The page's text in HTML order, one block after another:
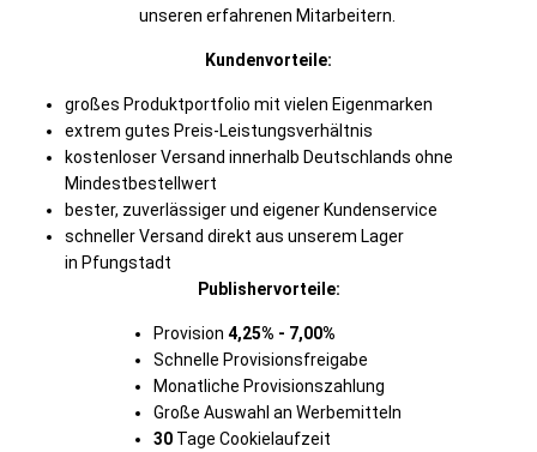
unseren erfahrenen Mitarbeitern.
Kundenvorteile:
großes Produktportfolio mit vielen Eigenmarken
extrem gutes Preis-Leistungsverhältnis
kostenloser Versand innerhalb Deutschlands ohne
Mindestbestellwert
bester, zuverlässiger und eigener Kundenservice
schneller Versand direkt aus unserem Lager
in Pfungstadt
Publishervorteile:
Provision 4,25% - 7,00%
Schnelle Provisionsfreigabe
Monatliche Provisionszahlung
Große Auswahl an Werbemitteln
30Tage Cookielaufzeit